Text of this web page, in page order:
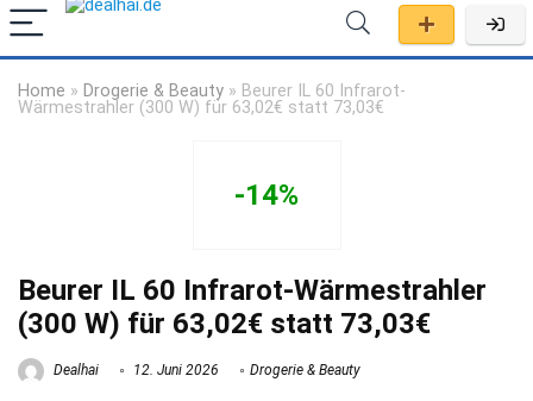
Home » Drogerie & Beauty » Beurer IL 60 Infrarot-
Wärmestrahler (300 W) für 63,02€ statt 73,03€
-14%
Beurer IL 60 Infrarot-Wärmestrahler
(300 W) für 63,02€ statt 73,03€
Dealhai 12. Juni 2026 Drogerie & Beauty